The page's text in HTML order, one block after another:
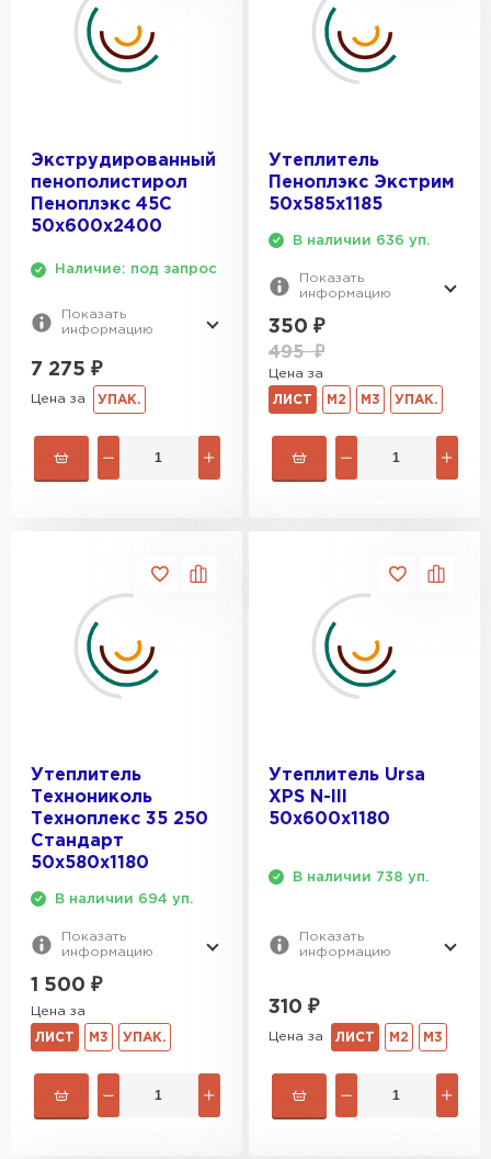
Экструдированный
пенополистирол
Пеноплэкс 45С
50х600х2400
Наличие: под запрос
Показать
информацию
7 275 ₽
Цена за УПАК.
Утеплитель
Пеноплэкс Экстрим
50х585х1185
В наличии 636 уп.
Показать
информацию
350 ₽
495₽
Цена за
ЛИСТ М2 М3 УПАК.
Утеплитель
Технониколь
Техноплекс 35 250
Стандарт
50х580х1180
В наличии 694 уп.
Показать
информацию
1 500 ₽
Цена за
ЛИСТ М3 УПАК.
Утеплитель Ursa
XPS N-III
50х600х1180
В наличии 738 уп.
Показать
информацию
310 ₽
Цена за ЛИСТ М2 М3